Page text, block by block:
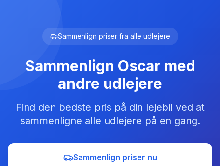
Sammenlign priser fra alle udlejere
Sammenlign Oscar med
andre udlejere
Find den bedste pris på din lejebil ved at
sammenligne alle udlejere på en gang.
Sammenlign priser nu